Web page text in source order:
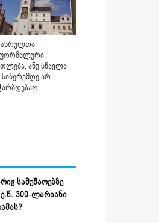
ანუ სწავლა
სიბერემდე არ
სამუშაოებზე
300-ლარიანი